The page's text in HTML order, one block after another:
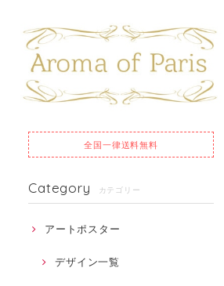
全国一律送料無料
Category カテゴリー
アートポスター
デザイン一覧